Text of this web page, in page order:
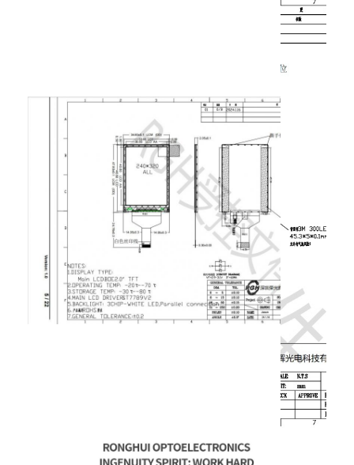
Quadratischer LCD-Display
Rundes LCD-Display
E-Tinte Epaper-Anzeige
TFT-LCD-Kapazitäts-Touchscreen
TFT-LCD-Touchscreen mit Resistenz
PMoled-Anzeige